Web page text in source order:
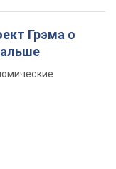
Грэма о